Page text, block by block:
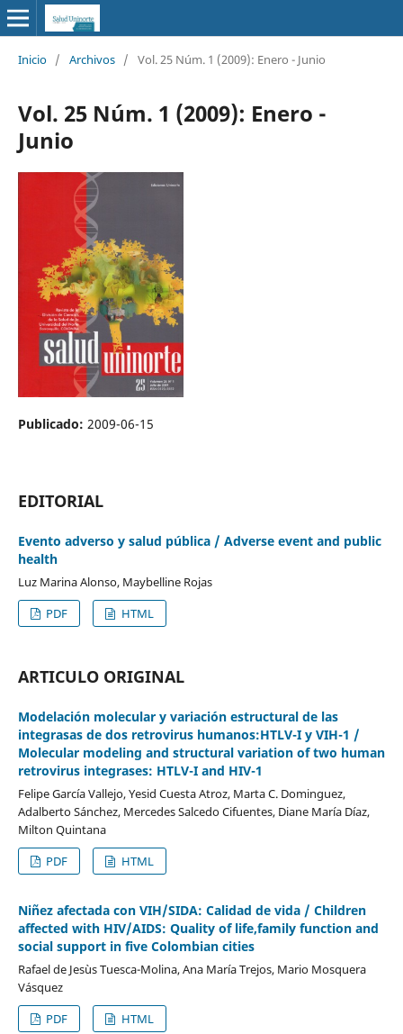
Inicio / Archivos / Vol. 25 Núm. 1 (2009): Enero - Junio
Vol. 25 Núm. 1 (2009): Enero -
Junio
Publicado: 2009-06-15
EDITORIAL
Evento adverso y salud pública / Adverse event and public
health
Luz Marina Alonso, Maybelline Rojas
PDF
HTML
ARTICULO ORIGINAL
Modelación molecular y variación estructural de las
integrasas de dos retrovirus humanos:HTLV-I y VIH-1 /
Molecular modeling and structural variation of two human
retrovirus integrases: HTLV-I and HIV-1
Felipe García Vallejo, Yesid Cuesta Atroz, Marta C. Dominguez,
Adalberto Sánchez, Mercedes Salcedo Cifuentes, Diane María Díaz,
Milton Quintana
PDF
HTML
Niñez afectada con VIH/SIDA: Calidad de vida / Children
affected with HIV/AIDS: Quality of life,family function and
social support in five Colombian cities
Rafael de Jesùs Tuesca-Molina, Ana María Trejos, Mario Mosquera
Vásquez
PDF
HTML